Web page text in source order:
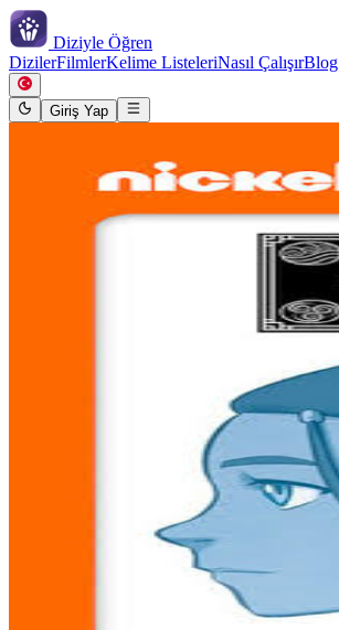
Diziyle Öğren
DizilerFilmlerKelime ListeleriNasıl ÇalışırBlog
Giriş Yap